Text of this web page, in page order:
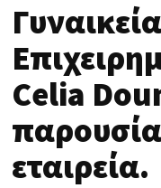
Γυναικεία
Celia
εταιρεία.